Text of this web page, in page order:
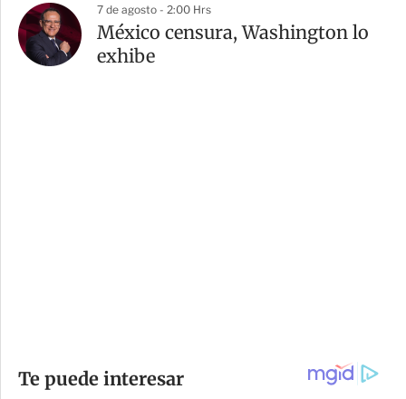
7 de agosto - 2:00 Hrs
México censura, Washington lo
exhibe